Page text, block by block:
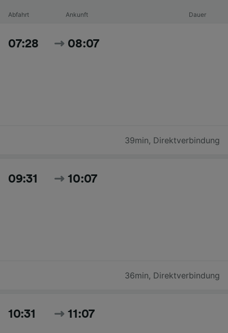
Abfahrt Ankunft Dauer
07:28 08:07
39min, Direktverbindung
09:31 10:07
36min, Direktverbindung
10:31 11:07